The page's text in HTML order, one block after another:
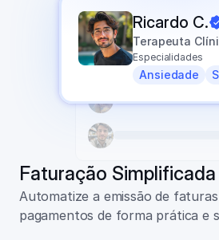
Ricardo C.
Terapeuta
Especialidades
Ansiedade
Faturação Simplificada
Automatize a emissão de
pagamentos de forma prática e